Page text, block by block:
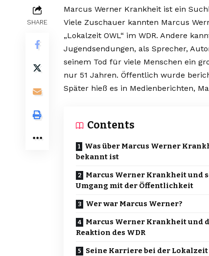
SHARE
Marcus Werner Krankheit ist ein
Viele Zuschauer kannten Marcus
„Lokalzeit OWL“ im WDR. Andere
Jugendsendungen, als Sprecher,
seinem Tod für viele Menschen ein
nur 51 Jahren. Öffentlich wurde
Später hieß es in Medienberichten,
Contents
Was über Marcus Werner
bekannt ist
Marcus Werner Krankheit und
Umgang mit der Öffentlichkeit
Wer war Marcus Werner?
Marcus Werner Krankheit und
Reaktion des WDR
Seine Karriere bei der Lokalzeit